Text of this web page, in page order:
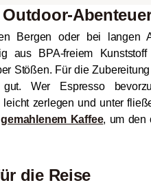
Bergen oder bei langen
aus BPA-freiem
Stößen. Für die
Wer Espresso
zerlegen und unter
gemahlenem Kaffee, um den
die Reise